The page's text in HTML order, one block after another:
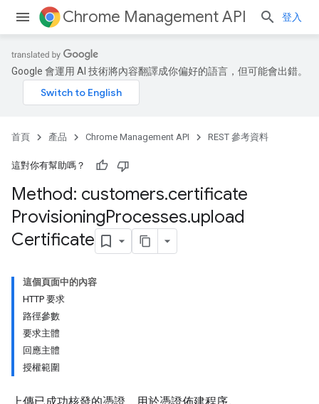
Chrome Management API 登入
Google 會運用 AI 技術將內容翻譯成你偏好的語言，但可能會出錯。
首頁 產品 Chrome Management API REST 參考資料
這對你有幫助嗎？
Method: customers.certificate
ProvisioningProcesses.upload
Certificate
這個頁面中的內容
HTTP 要求
路徑參數
要求主體
回應主體
授權範圍